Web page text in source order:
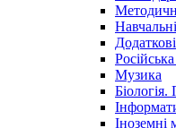
Музика
Іноземні